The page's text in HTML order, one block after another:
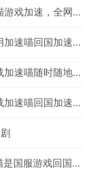
模拟经营手游《仙宗大掌门》全网上线|加速喵游戏加速，全网最快
经典RPG手游《第七史诗》正式登陆国服|使用加速喵回国加速爆款游戏随意畅玩
经营养成游戏《新庄园时代》已全网上线|下载加速喵随时随地畅享游戏加速
二次元卡牌游戏《白夜极光》已正式上线|下载加速喵回国加速器一键加速国服游戏
地铁跑酷 「爱丁堡奥特曼版本」更新｜加速喵是国服游戏回国加速的最佳选择